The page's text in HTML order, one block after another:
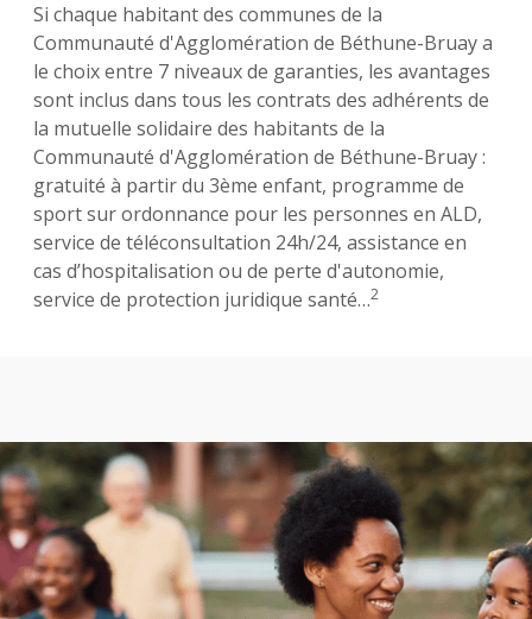
Si chaque habitant des communes de la
Communauté d'Agglomération de Béthune-Bruay a
le choix entre 7 niveaux de garanties, les avantages
sont inclus dans tous les contrats des adhérents de
la mutuelle solidaire des habitants de la
Communauté d'Agglomération de Béthune-Bruay :
gratuité à partir du 3ème enfant, programme de
sport sur ordonnance pour les personnes en ALD,
service de téléconsultation 24h/24, assistance en
cas d’hospitalisation ou de perte d'autonomie,
service de protection juridique santé…2